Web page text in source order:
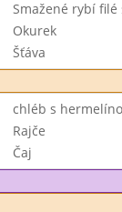
Smažené rybí
Okurek
Šťáva
chléb s
Rajče
Čaj